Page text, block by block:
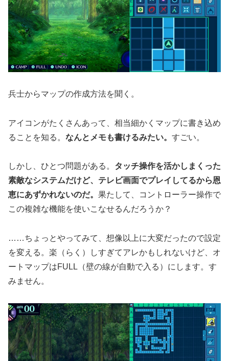
兵士からマップの作成方法を聞く。
アイコンがたくさんあって、相当細かくマップに書き込め
ることを知る。 なんとメモも書けるみたい。 すごい。
しかし、ひとつ問題がある。 タッチ操作を活かしまくった
素敵なシステムだけど、テレビ画面でプレイしてるから恩
恵にあずかれないのだ。 果たして、コントローラー操作で
この複雑な機能を使いこなせるんだろうか？
……ちょっとやってみて、想像以上に大変だったので設定
を変える。楽（らく）しすぎてアレかもしれないけど、オ
ートマップはFULL（壁の線が自動で入る）にします。す
みません。